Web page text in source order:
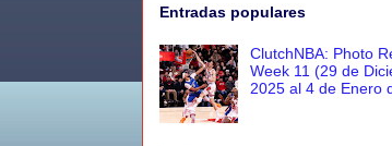
Entradas populares
ClutchNBA: Photo
Week 11 (29 de
2025 al 4 de Enero